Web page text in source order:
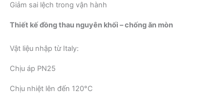
Giảm sai lệch trong vận hành
Thiết kế đồng thau nguyên khối – chống ăn mòn
Vật liệu nhập từ Italy:
Chịu áp PN25
Chịu nhiệt lên đến 120°C